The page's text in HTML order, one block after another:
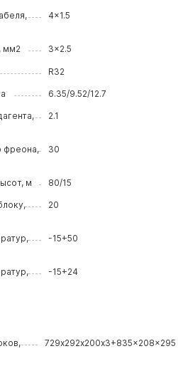
4x1.5
мм2 3x2.5
R32
6.35/9.52/12.7
2.1
фреона,
30
м 80/15
20
-15+50
-15+24
729х292х200x3+835x208x295